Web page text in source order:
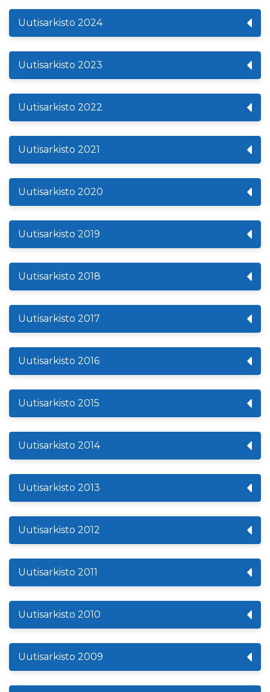
Uutisarkisto 2024
Uutisarkisto 2023
Uutisarkisto 2022
Uutisarkisto 2021
Uutisarkisto 2020
Uutisarkisto 2019
Uutisarkisto 2018
Uutisarkisto 2017
Uutisarkisto 2016
Uutisarkisto 2015
Uutisarkisto 2014
Uutisarkisto 2013
Uutisarkisto 2012
Uutisarkisto 2011
Uutisarkisto 2010
Uutisarkisto 2009